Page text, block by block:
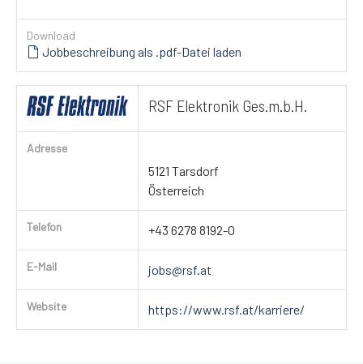
Download
Jobbeschreibung als .pdf-Datei laden
RSF Elektronik Ges.m.b.H.
Adresse
5121 Tarsdorf
Österreich
Telefon +43 6278 8192-0
E-Mail jobs@rsf.at
Website https://www.rsf.at/karriere/